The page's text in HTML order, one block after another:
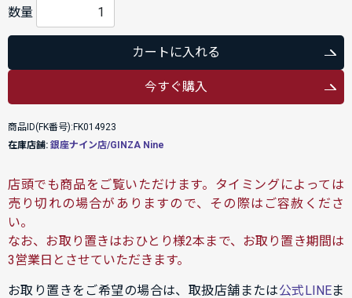
数量
カートに入れる
今すぐ購入
商品ID(FK番号):FK014923
在庫店舗: 銀座ナイン店/GINZA Nine
店頭でも商品をご覧いただけます。タイミングによっては
売り切れの場合がありますので、その際はご容赦くださ
い。
なお、お取り置きはおひとり様2本まで、お取り置き期間は
3営業日とさせていただきます。
お取り置きをご希望の場合は、取扱店舗または公式LINEま